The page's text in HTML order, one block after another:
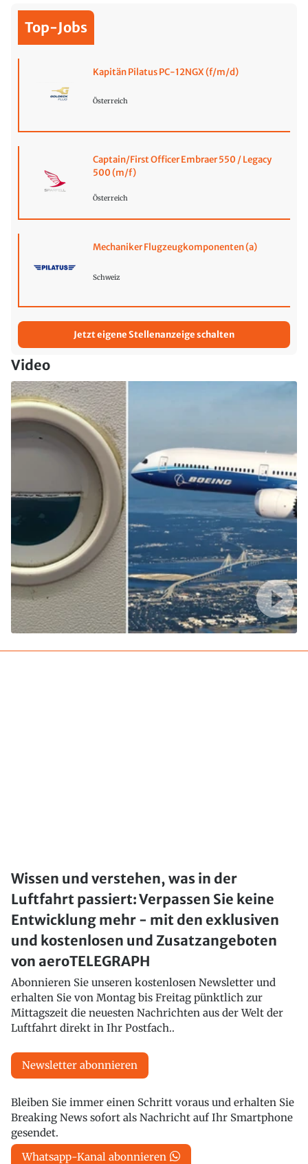
Top-Jobs
Kapitän Pilatus PC-12NGX (f/m/d)
Österreich
Captain/First Officer Embraer 550 / Legacy
500 (m/f)
Österreich
Mechaniker Flugzeugkomponenten (a)
Schweiz
Jetzt eigene Stellenanzeige schalten
Video
Wissen und verstehen, was in der
Luftfahrt passiert: Verpassen Sie keine
Entwicklung mehr - mit den exklusiven
und kostenlosen und Zusatzangeboten
von aeroTELEGRAPH
Abonnieren Sie unseren kostenlosen Newsletter und
erhalten Sie von Montag bis Freitag pünktlich zur
Mittagszeit die neuesten Nachrichten aus der Welt der
Luftfahrt direkt in Ihr Postfach..
Newsletter abonnieren
Bleiben Sie immer einen Schritt voraus und erhalten Sie
Breaking News sofort als Nachricht auf Ihr Smartphone
gesendet.
Whatsapp-Kanal abonnieren